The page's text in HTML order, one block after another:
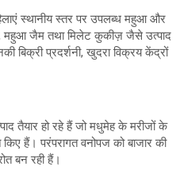
स्थानीय स्तर पर उपलब्ध महुआ और
महुआ जैम तथा मिलेट कुकीज़ जैसे उत्पाद
बिक्री प्रदर्शनी, खुदरा विक्रय केंद्रों
तैयार हो रहे हैं जो मधुमेह के मरीजों के
हैं। परंपरागत वनोपज को बाजार की
बन रही हैं।